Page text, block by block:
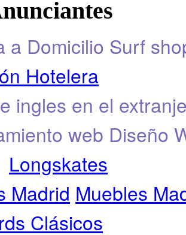
a Domicilio Surf
Hotelera
ingles en el
web Diseño
Longskates
Madrid Muebles
Clásicos